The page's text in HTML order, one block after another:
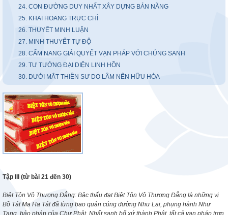
24. CON ĐƯỜNG DUY NHẤT XÂY DỰNG BẢN NĂNG
25. KHAI HOANG TRỰC CHỈ
26. THUYẾT MINH LUẬN
27. MINH THUYẾT TỰ ĐỘ
28. CẨM NANG GIẢI QUYẾT VẠN PHÁP VỚI CHÚNG SANH
29. TƯ TƯỞNG ĐẠI DIỆN LINH HỒN
30. DƯỚI MẮT THIỀN SƯ DO LẦM NÊN HỮU HÓA
Tập III (từ bài 21 đến 30)
Biệt Tôn Vô Thượng Đẳng: Bậc thấu đạt Biệt Tôn Vô Thượng Đẳng là những vị
Bồ Tát Ma Ha Tát đã từng bao quản cúng dường Như Lai, phụng hành Như
Tạng, bảo pháp của Chư Phật. Nhất sanh bổ xứ thành Phật, tất cả vạn pháp trơn